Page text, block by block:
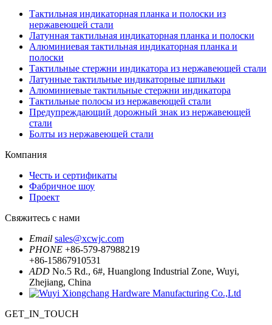
Тактильная индикаторная планка и полоски из
нержавеющей стали
Латунная тактильная индикаторная планка и полоски
Алюминиевая тактильная индикаторная планка и
полоски
Тактильные стержни индикатора из нержавеющей стали
Латунные тактильные индикаторные шпильки
Алюминиевые тактильные стержни индикатора
Тактильные полосы из нержавеющей стали
Предупреждающий дорожный знак из нержавеющей
стали
Болты из нержавеющей стали
Компания
Честь и сертификаты
Фабричное шоу
Проект
Свяжитесь с нами
Email sales@xcwjc.com
PHONE +86-579-87988219
+86-15867910531
ADD No.5 Rd., 6#, Huanglong Industrial Zone, Wuyi,
Zhejiang, China
GET_IN_TOUCH